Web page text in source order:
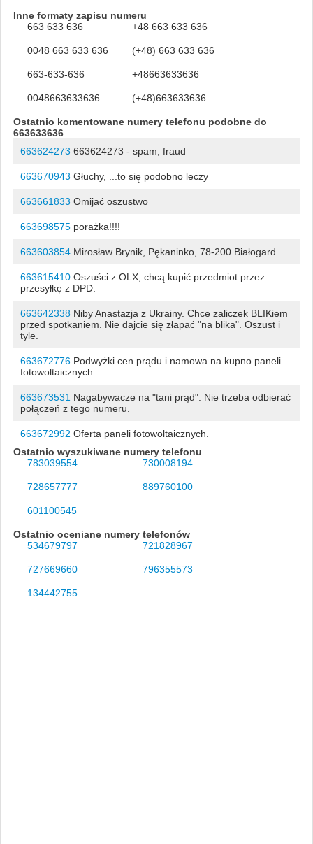
Inne formaty zapisu numeru
663 633 636
+48 663 633 636
0048 663 633 636 (+48) 663 633 636
663-633-636 +48663633636
0048663633636 (+48)663633636
Ostatnio komentowane numery telefonu podobne do
663633636
663624273 663624273 - spam, fraud
663670943 Głuchy, ...to się podobno leczy
663661833 Omijać oszustwo
663698575porażka!!!!
663603854Mirosław Brynik, Pękaninko, 78-200 Białogard
663615410Oszuści z OLX, chcą kupić przedmiot przez
przesyłkę z DPD.
663642338Niby Anastazja z Ukrainy. Chce zaliczek BLIKiem
przed spotkaniem. Nie dajcie się złapać "na blika". Oszust i
tyle.
663672776Podwyżki cen prądu i namowa na kupno paneli
fotowoltaicznych.
663673531 Nagabywacze na "tani prąd". Nie trzeba odbierać
połączeń z tego numeru.
663672992 Oferta paneli fotowoltaicznych.
Ostatnio wyszukiwane numery telefonu
783039554
730008194
728657777 889760100
601100545
Ostatnio oceniane numery telefonów
534679797
721828967
727669660 796355573
134442755